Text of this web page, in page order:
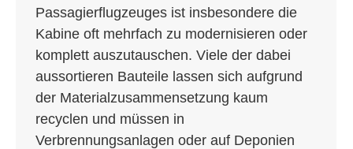
Passagierflugzeuges ist insbesondere die
Kabine oft mehrfach zu modernisieren oder
komplett auszutauschen. Viele der dabei
aussortieren Bauteile lassen sich aufgrund
der Materialzusammensetzung kaum
recyclen und müssen in
Verbrennungsanlagen oder auf Deponien